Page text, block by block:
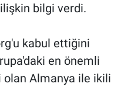
bilgi verdi.
kabul ettiğini
en önemli
Almanya ile ikili